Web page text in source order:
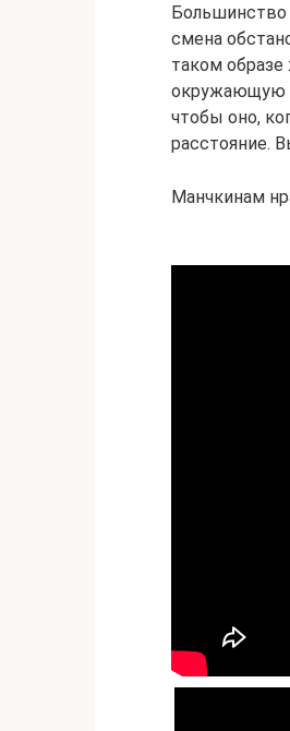
Большинство
смена
таком образе
окружающую
чтобы оно,
расстояние.
Манчкинам